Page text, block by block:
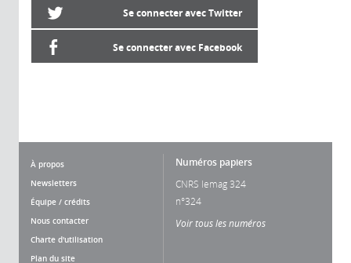
Se connecter avec Twitter
Se connecter avec Facebook
À propos
Newsletters
Équipe / crédits
Nous contacter
Charte d'utilisation
Plan du site
Numéros papiers
CNRS lemag 324
n°324
Voir tous les numéros